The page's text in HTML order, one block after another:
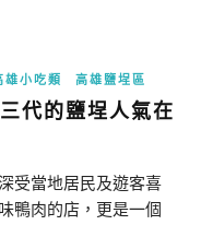
雄小吃類 高雄鹽埕區
代的鹽埕人氣在
受當地居民及遊客喜
鴨肉的店，更是一個